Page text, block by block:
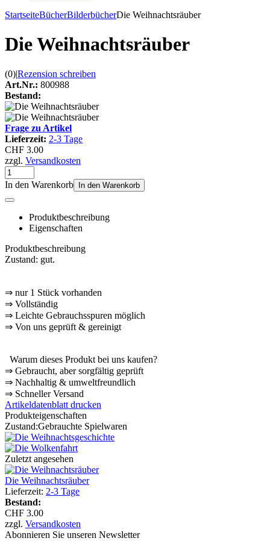
StartseiteBücherBilderbücherDie Weihnachtsräuber
Die Weihnachtsräuber
(0)|Rezension schreiben
Art.Nr.: 800988
Bestand:
Frage zu Artikel
Lieferzeit: 2-3 Tage
CHF 3.00
zzgl. Versandkosten
In den Warenkorb In den Warenkorb
Produktbeschreibung
Eigenschaften
Produktbeschreibung
Zustand: gut.
⇒ nur 1 Stück vorhanden
⇒ Vollständig
⇒ ️ Leichte Gebrauchsspuren möglich
⇒ Von uns geprüft & gereinigt
Warum dieses Produkt bei uns kaufen?
⇒ ️ Gebraucht, aber sorgfältig geprüft
⇒ ️ Nachhaltig & umweltfreundlich
⇒ ️ Schneller Versand
Artikeldatenblatt drucken
Produkteigenschaften
Zustand:Gebrauchte Spielwaren
Zuletzt angesehen
Die Weihnachtsräuber
Lieferzeit: 2-3 Tage
Bestand:
CHF 3.00
zzgl. Versandkosten
Abonnieren Sie unseren Newsletter